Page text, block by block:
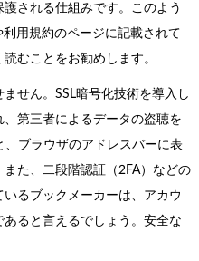
される仕組みです。このよう
用規約のページに記載されて
むことをお勧めします。
せん。SSL暗号化技術を導入し
第三者によるデータの盗聴を
ブラウザのアドレスバーに表
た、二段階認証（2FA）などの
るブックメーカーは、アカウ
ると言えるでしょう。安全な